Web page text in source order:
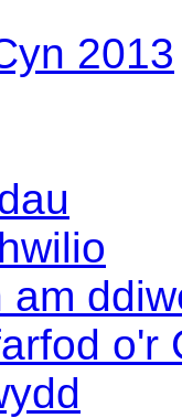
2013
am
o'r